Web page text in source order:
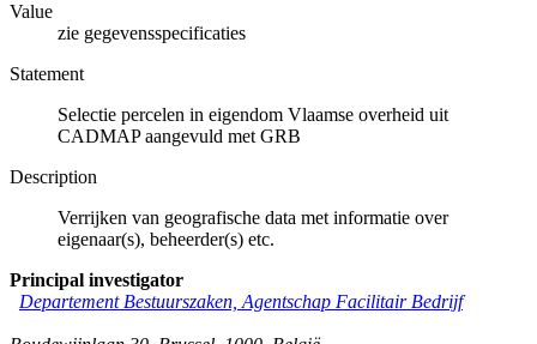
Value
zie gegevensspecificaties
Statement
Selectie percelen in eigendom Vlaamse overheid uit
CADMAP aangevuld met GRB
Description
Verrijken van geografische data met informatie over
eigenaar(s), beheerder(s) etc.
Principal investigator
Departement Bestuurszaken, Agentschap Facilitair Bedrijf